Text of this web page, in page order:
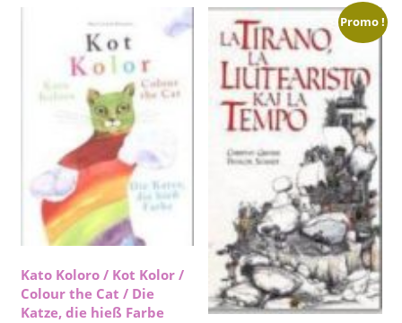
Kato Koloro / Kot Kolor /
Colour the Cat / Die
Katze, die hieß Farbe
Promo !